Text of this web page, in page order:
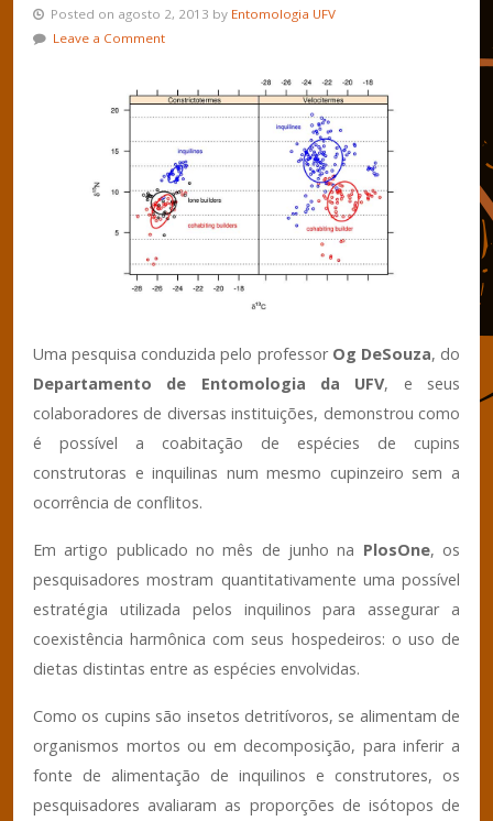
Posted on agosto 2, 2013 by Entomologia UFV
Leave a Comment
Uma pesquisa conduzida pelo professor Og DeSouza, do
Departamento de Entomologia da UFV, e seus
colaboradores de diversas instituições, demonstrou como
é possível a coabitação de espécies de cupins
construtoras e inquilinas num mesmo cupinzeiro sem a
ocorrência de conflitos.
Em artigo publicado no mês de junho na PlosOne, os
pesquisadores mostram quantitativamente uma possível
estratégia utilizada pelos inquilinos para assegurar a
coexistência harmônica com seus hospedeiros: o uso de
dietas distintas entre as espécies envolvidas.
Como os cupins são insetos detritívoros, se alimentam de
organismos mortos ou em decomposição, para inferir a
fonte de alimentação de inquilinos e construtores, os
pesquisadores avaliaram as proporções de isótopos de